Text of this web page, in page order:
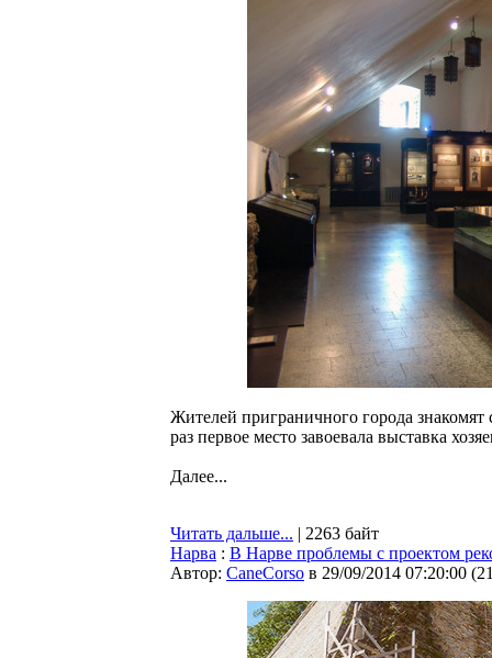
Жителей приграничного города
раз первое место завоевала выставка
Далее...
Читать дальше... | 2263 байт
Нарва : В Нарве проблемы с проектом
Автор: CaneCorso в 29/09/2014 07:20:00 (